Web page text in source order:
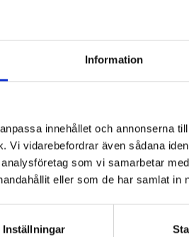
Information
innehållet och annonserna
Vi vidarebefordrar även sådana
som vi samarbetar
eller som de har samlat in
Inställningar
DATUM: